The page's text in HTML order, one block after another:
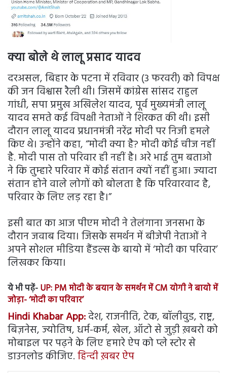
क्या बोले थे लालू प्रसाद यादव
दरअसल, बिहार के पटना में रविवार (3 फरवरी) को विपक्ष
की जन विश्वास रैली थी। जिसमें कांग्रेस सांसद राहुल
गांधी, सपा प्रमुख अखिलेश यादव, पूर्व मुख्यमंत्री लालू
यादव समते कई विपक्षी नेताओं ने शिरकत की थी। इसी
दौरान लालू यादव प्रधानमंत्री नरेंद्र मोदी पर निजी हमले
किए थे। उन्होंने कहा, “मोदी क्या है? मोदी कोई चीज नहीं
है. मोदी पास तो परिवार ही नहीं है। अरे भाई तुम बताओ
ने कि तुम्हारे परिवार में कोई संतान क्यों नहीं हुआ। ज्यादा
संतान होने वाले लोगों को बोलता है कि परिवारवाद है,
परिवार के लिए लड़ रहा है।”
इसी बात का आज पीएम मोदी ने तेलंगाना जनसभा के
दौरान जवाब दिया। जिसके समर्थन में बीजेपी नेताओं ने
अपने सोशल मीडिया हैंडल्स के बायो में ‘मोदी का परिवार’
लिखकर किया।
ये भी पढ़ें-UP: PM मोदी के बयान के समर्थन में CM योगी ने बायो में
जोड़ा- ‘मोदी का परिवार’
Hindi Khabar App:देश, राजनीति, टेक, बॉलीवुड, राष्ट्र,
बिज़नेस, ज्योतिष, धर्म-कर्म, खेल, ऑटो से जुड़ी ख़बरो को
मोबाइल पर पढ़ने के लिए हमारे ऐप को प्ले स्टोर से
डाउनलोड कीजिए.हिन्दी ख़बर ऐप